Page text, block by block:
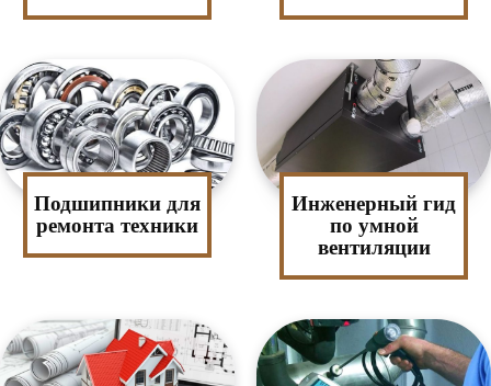
Подшипники для
ремонта техники
Инженерный гид
по умной
вентиляции